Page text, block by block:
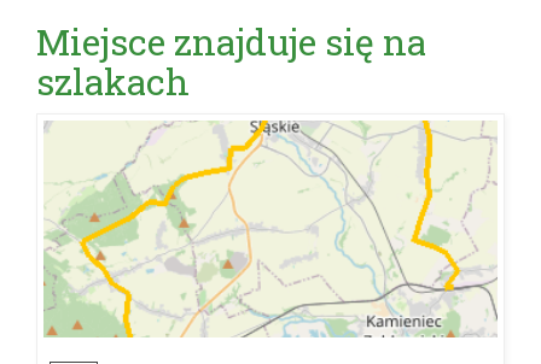
Miejsce znajduje się na
szlakach